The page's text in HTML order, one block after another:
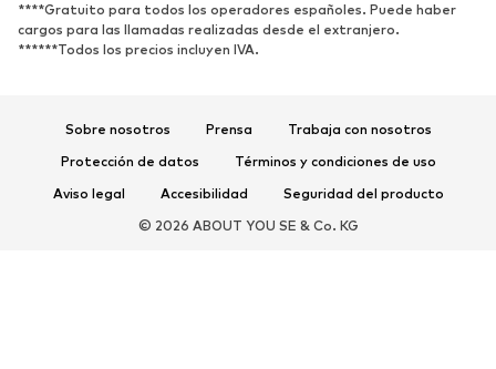
DEPORTE
Ropa deportiva
Disciplinas deportivas
Complementos deportivos
COMPLEMENTOS
****Gratuito para todos los operadores españoles. Puede haber
cargos para las llamadas realizadas desde el extranjero.
******Todos los precios incluyen IVA.
Sobre nosotros Prensa
Trabaja con nosotros
Protección de datos
Términos y condiciones de uso
Aviso legal
Accesibilidad
Seguridad del producto
© 2026 ABOUT YOU SE & Co. KG